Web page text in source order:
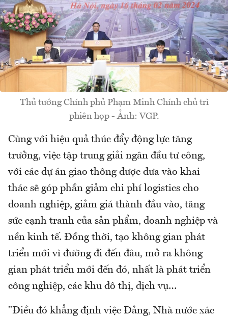
Thủ tướng Chính phủ Phạm Minh Chính chủ trì
phiên họp - Ảnh: VGP.
Cùng với hiệu quả thúc đẩy động lực tăng
trưởng, việc tập trung giải ngân đầu tư công,
với các dự án giao thông được đưa vào khai
thác sẽ góp phần giảm chi phí logistics cho
doanh nghiệp, giảm giá thành đầu vào, tăng
sức cạnh tranh của sản phẩm, doanh nghiệp và
nền kinh tế. Đồng thời, tạo không gian phát
triển mới vì đường đi đến đâu, mở ra không
gian phát triển mới đến đó, nhất là phát triển
công nghiệp, các khu đô thị, dịch vụ…
"Điều đó khẳng định việc Đảng, Nhà nước xác